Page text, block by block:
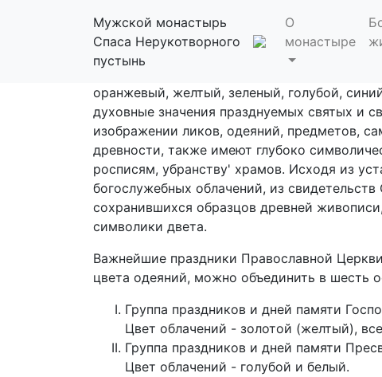
Мужской монастырь
Спаса Нерукотворного
пустынь
О
монастыре
Цвета
Статьи
Цветовая гамма богослужебных
оранжевый, желтый, зеленый, голубой,
духовные значения празднуемых святых и
изображении ликов, одеяний, предметов,
древности, также имеют глубоко
росписям, убранству' храмов. Исходя из
богослужебных облачений, из
сохранившихся образцов древней
символики двета.
Важнейшие праздники Православной
цвета одеяний, можно объединить в шесть
Группа праздников и дней памяти
Цвет облачений - золотой (желтый),
Группа праздников и дней памяти
Цвет облачений - голубой и белый.